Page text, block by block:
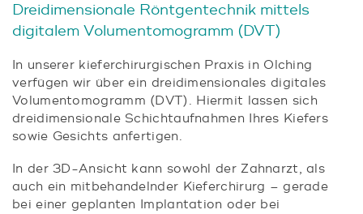
Dreidimensionale Röntgentechnik mittels
digitalem Volumentomogramm (DVT)
In unserer kieferchirurgischen Praxis in Olching
verfügen wir über ein dreidimensionales digitales
Volumen­tomo­gramm (DVT). Hiermit lassen sich
dreidimensionale Schichtaufnahmen Ihres Kiefers
sowie Gesichts anfertigen.
In der 3D-Ansicht kann sowohl der Zahnarzt, als
auch ein mitbehandelnder Kieferchirurg – gerade
bei einer geplanten Implantation oder bei